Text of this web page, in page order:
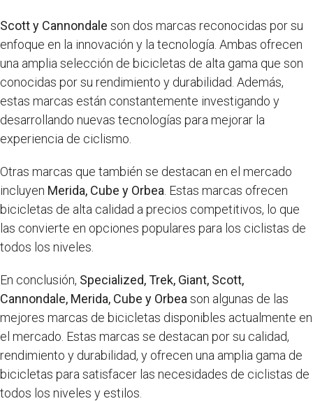
Scott y Cannondale son dos marcas reconocidas por su
enfoque en la innovación y la tecnología. Ambas ofrecen
una amplia selección de bicicletas de alta gama que son
conocidas por su rendimiento y durabilidad. Además,
estas marcas están constantemente investigando y
desarrollando nuevas tecnologías para mejorar la
experiencia de ciclismo.
Otras marcas que también se destacan en el mercado
incluyen Merida, Cube y Orbea . Estas marcas ofrecen
bicicletas de alta calidad a precios competitivos, lo que
las convierte en opciones populares para los ciclistas de
todos los niveles.
En conclusión, Specialized, Trek, Giant, Scott,
Cannondale, Merida, Cube y Orbea son algunas de las
mejores marcas de bicicletas disponibles actualmente en
el mercado. Estas marcas se destacan por su calidad,
rendimiento y durabilidad, y ofrecen una amplia gama de
bicicletas para satisfacer las necesidades de ciclistas de
todos los niveles y estilos.